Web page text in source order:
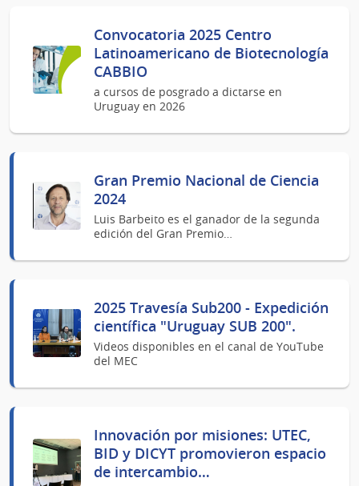
Convocatoria 2025 Centro
Latinoamericano de Biotecnología
CABBIO
a cursos de posgrado a dictarse en
Uruguay en 2026
Gran Premio Nacional de Ciencia
2024
Luis Barbeito es el ganador de la segunda
edición del Gran Premio…
2025 Travesía Sub200 - Expedición
científica "Uruguay SUB 200".
Videos disponibles en el canal de YouTube
del MEC
Innovación por misiones: UTEC,
BID y DICYT promovieron espacio
de intercambio…